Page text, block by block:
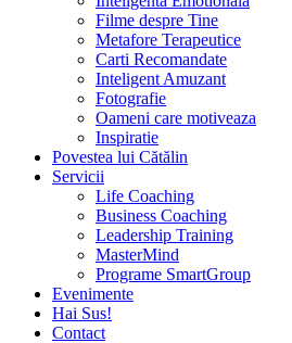
Filme despre Tine
Metafore Terapeutice
Carti Recomandate
Inteligent Amuzant
Fotografie
Oameni care motiveaza
Inspiratie
Povestea lui Cătălin
Servicii
Life Coaching
Business Coaching
Leadership Training
MasterMind
Programe SmartGroup
Evenimente
Hai Sus!
Contact